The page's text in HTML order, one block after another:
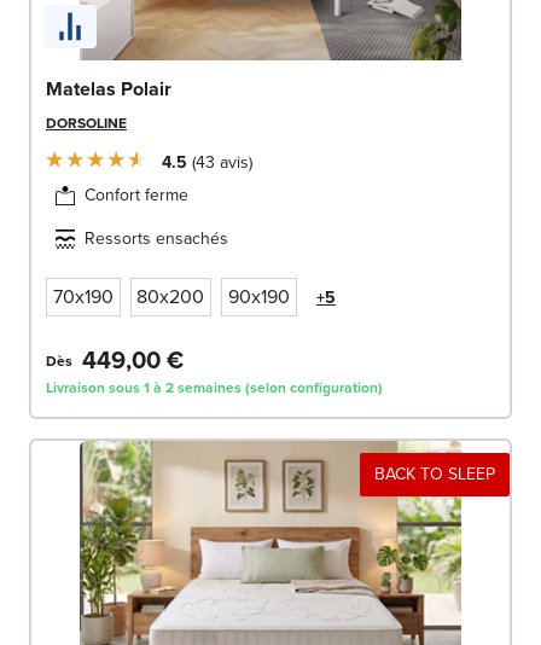
Matelas Polair
DORSOLINE
4.5 43 avis
Confort ferme
Ressorts ensachés
70x190 80x200 90x190 +5
Dès 449,00 €
Livraison sous 1 à 2 semaines (selon configuration)
BACK TO SLEEP